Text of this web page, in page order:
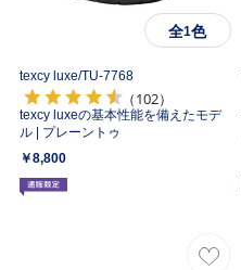
全1色
texcy luxe/TU-7768
（102）
texcy luxeの基本性能を備えたモデ
ル | プレーントゥ
￥8,800